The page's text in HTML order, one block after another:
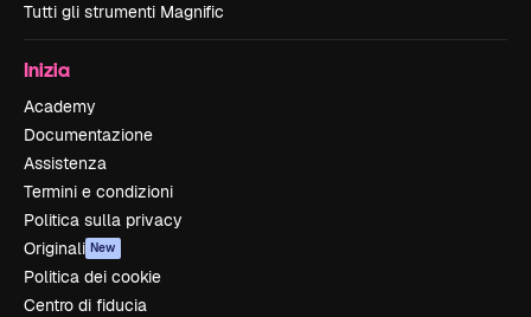
Tutti gli strumenti Magnific
Inizia
Academy
Documentazione
Assistenza
Termini e condizioni
Politica sulla privacy
Originali New
Politica dei cookie
Centro di fiducia